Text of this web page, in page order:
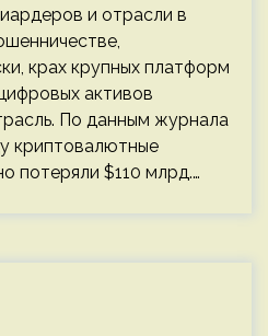
и отрасли в
крах крупных платформ
активов
По данным журнала
криптовалютные
потеряли $110 млрд.…